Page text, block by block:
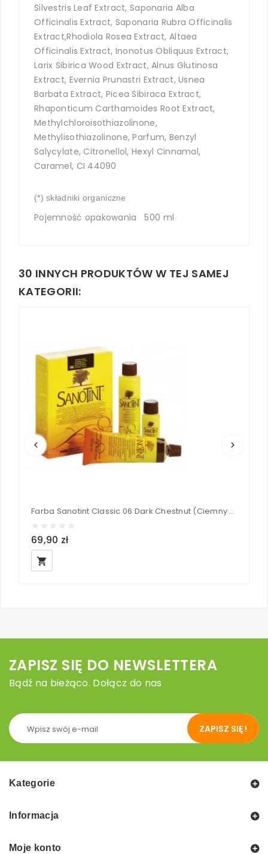
Silvestris Leaf Extract, Saponaria Alba
Officinalis Extract, Saponaria Rubra Officinalis
Extract,Rhodiola Rosea Extract, Altaea
Officinalis Extract, Inonotus Obliquus Extract,
Larix Sibirica Wood Extract, Alnus Glutinosa
Extract, Evernia Prunastri Extract, Usnea
Barbata Extract, Picea Sibiraca Extract,
Rhaponticum Carthamoides Root Extract,
Methylchloroisothiazolinone,
Methylisothiazolinone, Parfum, Benzyl
Salycylate, Citronellol, Hexyl Cinnamal,
Caramel, CI 44090
(*) składniki organiczne
Pojemność opakowania 500 ml
30 INNYCH PRODUKTÓW W TEJ SAMEJ
KATEGORII:
keyboard_arrow_left keyboard_arrow_right
Farba Sanotint Classic 06 Dark Chestnut (Ciemny Brąz/Kasztanowy Odcień) 125 ml
69,90 zł
local_grocery_store
ZAPISZ SIĘ DO NEWSLETTERA
Bądź na bieżąco. Dołącz do nas
ZAPISZ SIĘ !
Kategorie
Informacja
Moje konto